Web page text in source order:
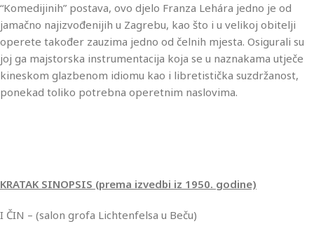
“Komedijinih” postava, ovo djelo Franza Lehára jedno je od
jamačno najizvođenijih u Zagrebu, kao što i u velikoj obitelji
operete također zauzima jedno od čelnih mjesta. Osigurali su
joj ga majstorska instrumentacija koja se u naznakama utječe
kineskom glazbenom idiomu kao i libretistička suzdržanost,
ponekad toliko potrebna operetnim naslovima.
KRATAK SINOPSIS (prema izvedbi iz 1950. godine)
I ČIN – (salon grofa Lichtenfelsa u Beču)